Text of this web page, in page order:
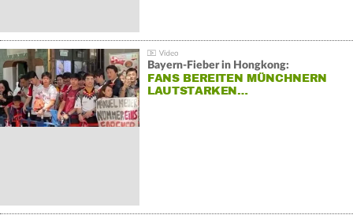
Bayern-Fieber in Hongkong:
FANS BEREITEN MÜNCHNERN
LAUTSTARKEN…